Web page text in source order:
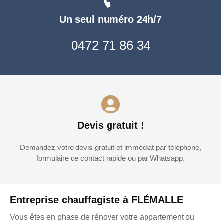
Entreprise chauffagiste à FLÉMALLE
Vous êtes en phase de rénover votre appartement ou
Un seul numéro 24h/7
0472 71 86 34
Devis gratuit !
Demandez votre devis gratuit et immédiat par téléphone,
formulaire de contact rapide ou par Whatsapp.